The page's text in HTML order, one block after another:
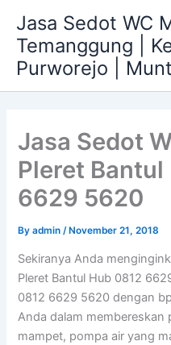
content
Jasa Sedot WC
Temanggung |
Purworejo |
Jasa Sedot
Pleret Bantul
6629 5620
Byadmin/ November 21, 2018
Sekiranya Anda
Pleret Bantul Hub 0812
0812 6629 5620 dengan
Anda dalam membereskan
mampet, pompa air yang